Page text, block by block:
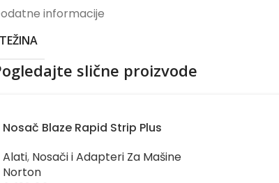
informacije
slične proizvode
Nosač Blaze Rapid Strip Plus
Alati, Nosači i Adapteri Za Mašine
Norton